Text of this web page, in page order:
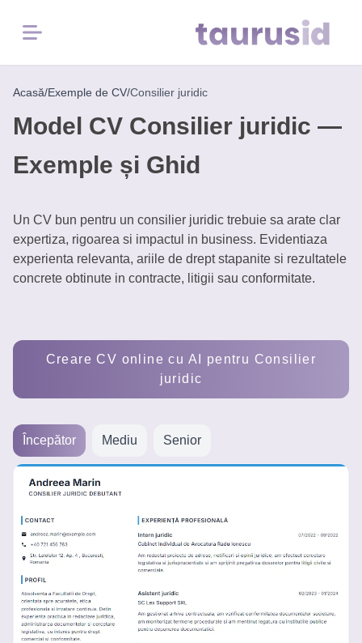
Menu
Home
pentru
CV
un CV
Acasă/Exemple de CV/Consilier juridic
Model CV Consilier juridic —
Exemple și Ghid
Un CV bun pentru un consilier juridic trebuie sa arate clar
expertiza, rigoarea si impactul in business. Evidentiaza
experienta relevanta, ariile de drept stapanite si rezultatele
concrete obtinute in contracte, litigii sau conformitate.
Creare CV online cu AI pentru Consilier
juridic
Începător Mediu Senior